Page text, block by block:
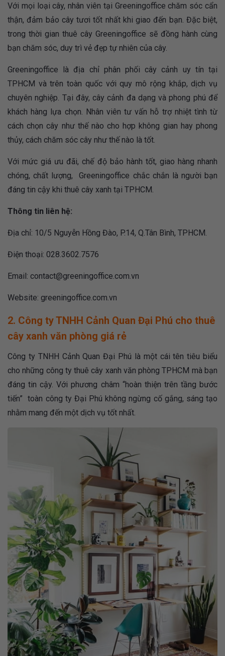
Với mọi loại cây, nhân viên tại Greeningoffice chăm sóc cẩn
thận, đảm bảo cây tươi tốt nhất khi giao đến bạn. Đặc biệt,
trong thời gian thuê cây Greeningoffice sẽ đồng hành cùng
bạn chăm sóc, duy trì vẻ đẹp tự nhiên của cây.
Greeningoffice là địa chỉ phân phối cây cảnh uy tín tại
TPHCM và trên toàn quốc với quy mô rộng khắp, dịch vụ
chuyên nghiệp. Tại đây, cây cảnh đa dạng và phong phú để
khách hàng lựa chọn. Nhân viên tư vấn hỗ trợ nhiệt tình từ
cách chọn cây như thế nào cho hợp không gian hay phong
thủy, cách chăm sóc cây như thế nào là tốt.
Với mức giá ưu đãi, chế độ bảo hành tốt, giao hàng nhanh
chóng, chất lượng, Greeningoffice chắc chắn là người bạn
đáng tin cậy khi thuê cây xanh tại TPHCM.
Thông tin liên hệ:
Địa chỉ: 10/5 Nguyễn Hồng Đào, P.14, Q.Tân Bình, TPHCM.
Điện thoại: 028.3602.7576
Email: contact@greeningoffice.com.vn
Website: greeningoffice.com.vn
2. Công ty TNHH Cảnh Quan Đại Phú cho thuê
cây xanh văn phòng giá rẻ
Công ty TNHH Cảnh Quan Đại Phú là một cái tên tiêu biểu
cho những công ty thuê cây xanh văn phòng TPHCM mà bạn
đáng tin cậy. Với phương châm “hoàn thiện trên tầng bước
tiến” toàn công ty Đại Phú không ngừng cố gắng, sáng tạo
nhằm mang đến một dịch vụ tốt nhất.